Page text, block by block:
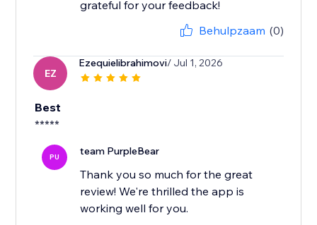
grateful for your feedback!
Behulpzaam (0)
EZ
Ezequielibrahimovi/ Jul 1, 2026
Best
*****
PU team PurpleBear
Thank you so much for the great
review! We're thrilled the app is
working well for you.